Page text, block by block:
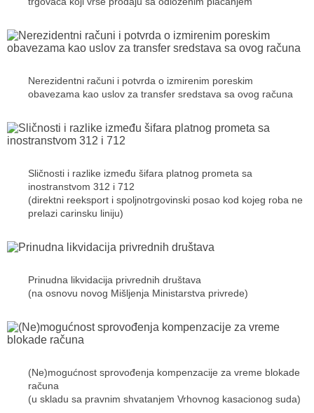
Nerezidentni računi i potvrda o izmirenim poreskim
obavezama kao uslov za transfer sredstava sa ovog računa
Sličnosti i razlike između šifara platnog prometa sa
inostranstvom 312 i 712
(direktni reeksport i spoljnotrgovinski posao kod kojeg roba ne
prelazi carinsku liniju)
Prinudna likvidacija privrednih društava
(na osnovu novog Mišljenja Ministarstva privrede)
(Ne)mogućnost sprovođenja kompenzacije za vreme blokade
računa
(u skladu sa pravnim shvatanjem Vrhovnog kasacionog suda)